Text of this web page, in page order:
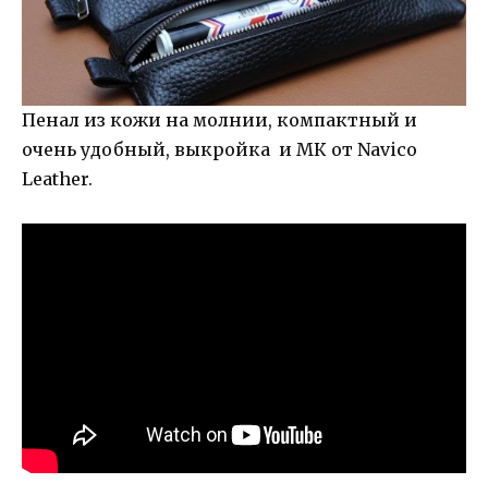
Пенал из кожи на молнии, компактный и
очень удобный, выкройка и МК от Navico
Leather.